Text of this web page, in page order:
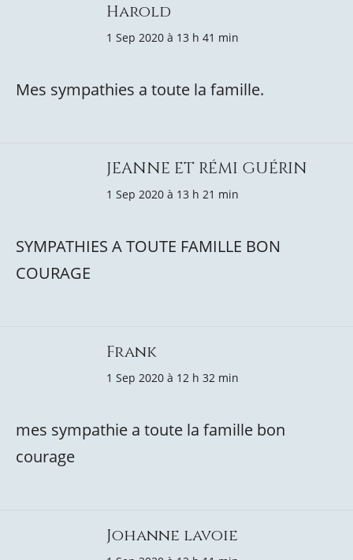
Harold
1 Sep 2020 à 13 h 41 min
Mes sympathies a toute la famille.
JEANNE ET RÉMI GUÉRIN
1 Sep 2020 à 13 h 21 min
SYMPATHIES A TOUTE FAMILLE BON
COURAGE
Frank
1 Sep 2020 à 12 h 32 min
mes sympathie a toute la famille bon
courage
Johanne lavoie